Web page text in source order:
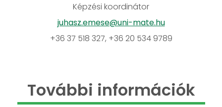
Képzési koordinátor
juhasz.emese@uni-mate.hu
+36 37 518 327, +36 20 534 9789
További információk